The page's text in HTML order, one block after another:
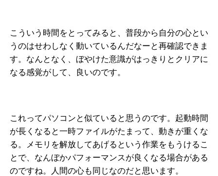
こういう時間をとってみると、普段から自分の心とい
うのはせわしなく動いているんだなーと再確認できま
す。なんとなく、ぼやけた意識がはっきりとクリアに
なる感覚がして、良いのです。
これってパソコンと似ていると思うのです。起動時間
が長くなると一時ファイルがたまって、動きが重くな
る。メモリを解放してあげるという作業をもうけるこ
とで、なんぼかパフォーマンスが良くなる場合がある
のですね。人間の心も同じなのだと思います。